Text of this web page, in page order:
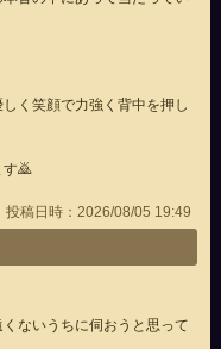
く笑顔で力強く背中を押し
す🙇
投稿日時：2026/08/05 19:49
ないうちに伺おうと思って